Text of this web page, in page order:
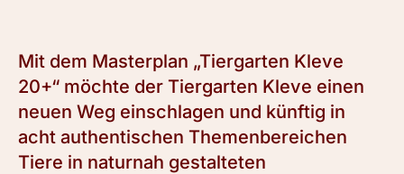
Mit dem Masterplan „Tiergarten Kleve
20+“ möchte der Tiergarten Kleve einen
neuen Weg einschlagen und künftig in
acht authentischen Themenbereichen
Tiere in naturnah gestalteten